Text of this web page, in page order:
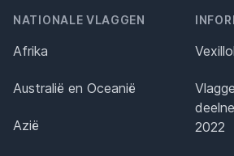
NATIONALE VLAGGEN
Afrika
Australië en Oceanië
Azië
2022